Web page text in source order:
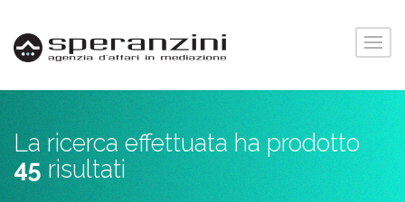
La ricerca effettuata ha prodotto
45 risultati